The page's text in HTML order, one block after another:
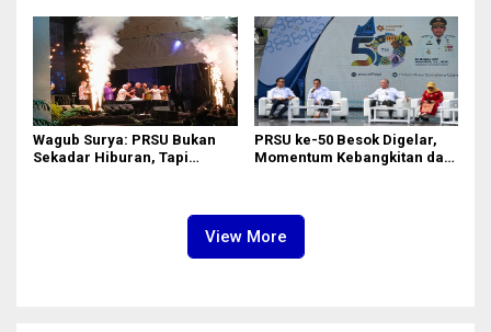
Wagub Surya: PRSU Bukan
Sekadar Hiburan, Tapi
PRSU ke-50 Besok Digelar,
Momentum Kebangkitan dan
View More